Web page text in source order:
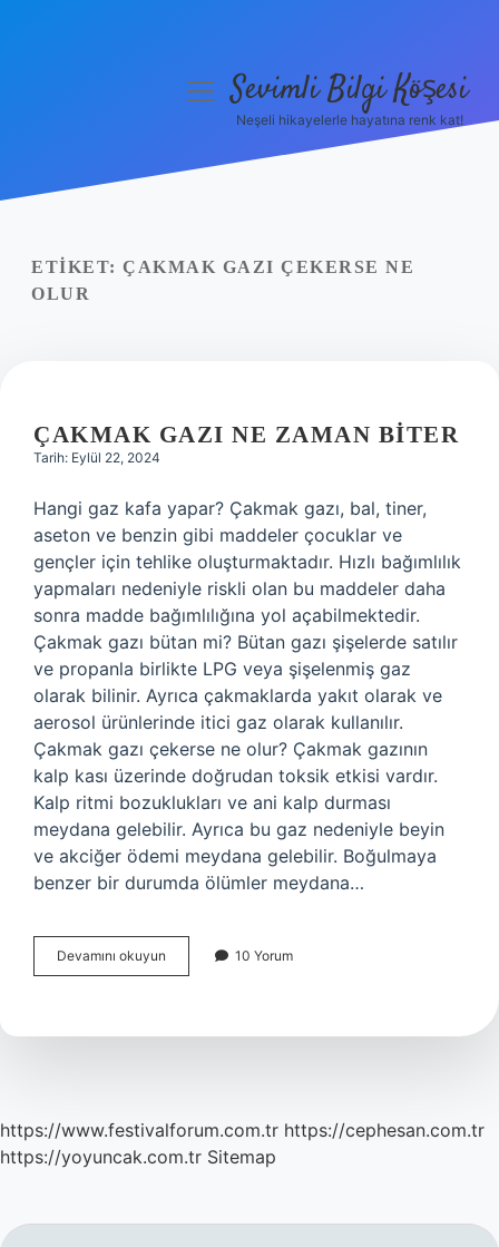
Yasal Uyarı
menüyüSevimli Bilgi Köşesi
Neşeli hikayelerle hayatına renk kat!
ETIKET: ÇAKMAK GAZI ÇEKERSE NE
OLUR
ÇAKMAK GAZI NE ZAMAN BITER
Tarih: Eylül 22, 2024
Hangi gaz kafa yapar? Çakmak gazı, bal, tiner,
aseton ve benzin gibi maddeler çocuklar ve
gençler için tehlike oluşturmaktadır. Hızlı bağımlılık
yapmaları nedeniyle riskli olan bu maddeler daha
sonra madde bağımlılığına yol açabilmektedir.
Çakmak gazı bütan mi? Bütan gazı şişelerde satılır
ve propanla birlikte LPG veya şişelenmiş gaz
olarak bilinir. Ayrıca çakmaklarda yakıt olarak ve
aerosol ürünlerinde itici gaz olarak kullanılır.
Çakmak gazı çekerse ne olur? Çakmak gazının
kalp kası üzerinde doğrudan toksik etkisi vardır.
Kalp ritmi bozuklukları ve ani kalp durması
meydana gelebilir. Ayrıca bu gaz nedeniyle beyin
ve akciğer ödemi meydana gelebilir. Boğulmaya
benzer bir durumda ölümler meydana…
Devamını okuyun Çakmak
Gazı
Biter
10 Yorum
https://www.festivalforum.com.tr https://cephesan.com.tr
https://yoyuncak.com.tr Sitemap